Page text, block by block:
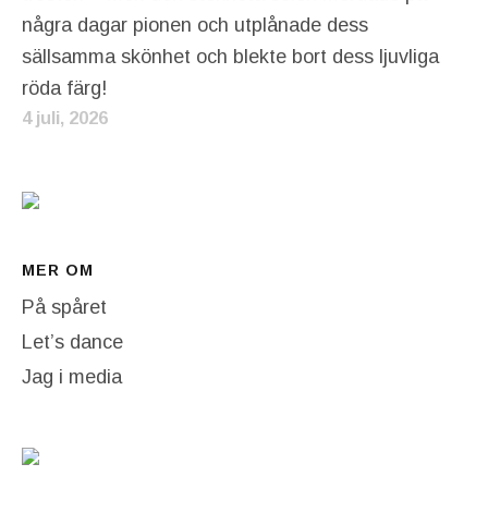
några dagar pionen och utplånade dess
sällsamma skönhet och blekte bort dess ljuvliga
röda färg!
4 juli, 2026
MER OM
På spåret
Let’s dance
Jag i media